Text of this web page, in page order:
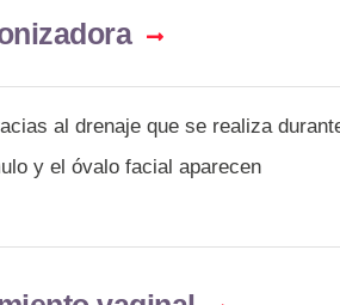
al drenaje que se realiza
y el óvalo facial aparecen